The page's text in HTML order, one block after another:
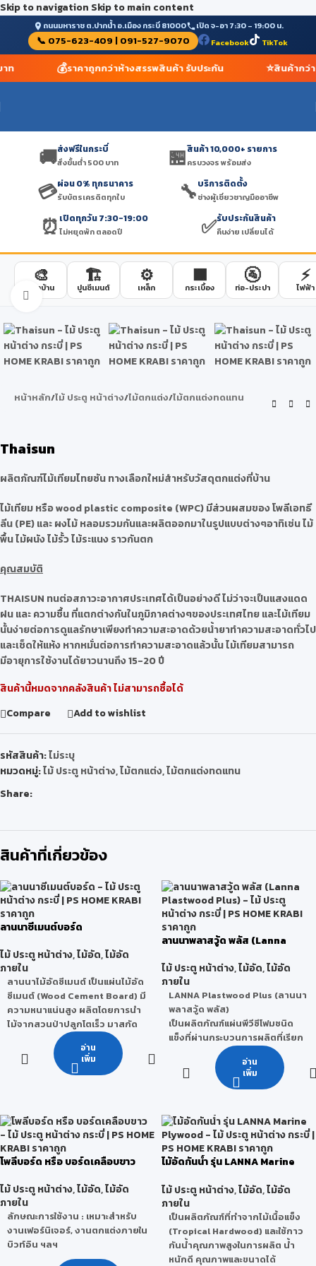
Skip to navigation Skip to main content
ถนนมหาราช ต.ปากน้ำ อ.เมือง กระบี่ 81000 เปิด จ-อา 7:30 – 19:00 น.
📞 075-623-409 | 091-527-9070 Facebook TikTok
ท 💰ราคาถูกกว่าห้างสรรพสินค้า รับประกัน ⭐สินค้ากว่า
🚚ส่งฟรีในกระบี่
สั่งขั้นต่ำ 500 บาท 🏪สินค้า 10,000+ รายการ
ครบวงจร พร้อมส่ง
💳ผ่อน 0% ทุกธนาคาร
รับบัตรเครดิตทุกใบ 🔧บริการติดตั้ง
ช่างผู้เชี่ยวชาญมืออาชีพ
⏰ เปิดทุกวัน 7:30-19:00
ไม่หยุดพัก ตลอดปี ✅รับประกันสินค้า
คืนง่าย เปลี่ยนได้
🎨
สีทาบ้าน
🏗️
ปูนซีเมนต์
⚙️
เหล็ก
🟫
กระเบื้อง
🚰
ท่อ-ประปา
⚡
ไฟฟ้า
Click to enlarge
หน้าหลัก/ไม้ ประตู หน้าต่าง/ไม้ตกแต่ง/ไม้ตกแต่งทดแทน
Thaisun
ผลิตภัณฑ์ไม้เทียมไทยซัน ทางเลือกใหม่สำหรับวัสดุตกแต่งที่บ้าน
ไม้เทียม หรือ wood plastic composite (WPC) มีส่วนผสมของ โพลีเอทธี
ลีน (PE) และ ผงไม้ หลอมรวมกันและผลิตออกมาในรูปแบบต่างๆอาทิเช่น ไม้
พื้น ไม้ผนัง ไม้รั้ว ไม้ระแนง ราวกันตก
คุณสมบัติ
THAISUN ทนต่อสภาวะอากาศประเทศได้เป็นอย่างดี ไม่ว่าจะเป็นแสงแดด
ฝน และ ความชื้น ที่แตกต่างกันในภูมิภาคต่างๆของประเทศไทย และไม้เทียม
นั้นง่ายต่อการดูแลรักษาเพียงทำความสะอาดด้วยน้ำยาทำความสะอาดทั่วไป
และเช็ดให้แห้ง หากหมั่นต่อการทำความสะอาดแล้วนั้น ไม้เทียมสามารถ
มีอายุการใช้งานได้ยาวนานถึง 15-20 ปี
สินค้านี้หมดจากคลังสินค้า ไม่สามารถซื้อได้
Compare
Add to wishlist
รหัสสินค้า:ไม่ระบุ
หมวดหมู่:ไม้ ประตู หน้าต่าง,ไม้ตกแต่ง,ไม้ตกแต่งทดแทน
Share:
สินค้าที่เกี่ยวข้อง
ลานนาซีเมนต์บอร์ด
ไม้ ประตู หน้าต่าง,ไม้อัด,ไม้อัด
ภายใน
ลานนาไม้อัดซีเมนต์ เป็นแผ่นไม้อัด
ซีเมนต์ (Wood Cement Board) มี
ความหนาแน่นสูง ผลิตโดยการนำ
ไม้จากสวนป่าปลูกโตเร็ว มาสกัด
เป็นชิ้นขนาดเล็กผสมกับปูนซีเมนต์
ปอร์ตแลนด์คุณภาพสูง จากนั้นทำ
มาขึ้นรูปและอัดด้วยแรงดันสูง จน
รับรองมาตรฐานคุณภาพ
ISO9001:2008 และผ่านการ
รับรองมาตรฐานอุตสาหกรรมไทย
มอก. 878-2537 และมาตรฐาน
ในการนำลานนาซีเมนต์บอร์ดไปใช้
ในงานก่อสร้างและงานตกแต่งได้
หลากหลาย
คุณสมบัติของลานนาซีเมนต์
บอร์ด
อ่าน
เพิ่ม
ลานนาพลาสวู้ด พลัส (Lanna
ไม้ ประตู หน้าต่าง,ไม้อัด,ไม้อัด
ภายใน
LANNA Plastwood Plus (ลานนา
พลาสวู้ด พลัส)
เป็นผลิตภัณฑ์แผ่นพีวีซีโฟมชนิด
แข็งที่ผ่านกระบวนการผลิตที่เรียก
ว่า Co-Extrusion (การรีดร่วม)
ทำให้แผ่นพีวีซีนี้มีลักษณะผิวหน้า
หน้าแข็งพิเศษบวกกับโดยนำ
Label จากประเทศสิงคโปร์ สำหรับ
ใช้ทดแทนแผ่นไม้ธรรมชาติได้อย่าง
สมบูรณ์แบบ ทุกชิ้นงานสามารถ
ตกแต่งภายในและภายนอกพร้อม
อาศัยได้มีส่วนร่วมในการอนุรักษ์
สิ่งแวดล้อมและได้ใช้ชีวิตที่สมดุล
จุดเด่น คือ มีผิวหน้าแข็งพิเศษ
• ผิวเรียบ ทำงานง่าย จบงาน
เรียบร้อย คุณภาพและขนาดได้
อ่าน
เพิ่ม
โพลีบอร์ด หรือ บอร์ดเคลือบขาว
ไม้ ประตู หน้าต่าง,ไม้อัด,ไม้อัด
ภายใน
ลักษณะการใช้งาน : เหมาะสำหรับ
งานเฟอร์นิเจอร์, งานตกแต่งภายใน
บิวท์อิน ฯลฯ
ไม้อัดกันน้ำ รุ่น LANNA Marine
ไม้ ประตู หน้าต่าง,ไม้อัด,ไม้อัด
ภายใน
เป็นผลิตภัณฑ์ที่ทำจากไม้เนื้อแข็ง
(Tropical Hardwood) และใช้กาว
กันน้ำคุณภาพสูงในการผลิต น้ำ
หนักดี คุณภาพและขนาดได้